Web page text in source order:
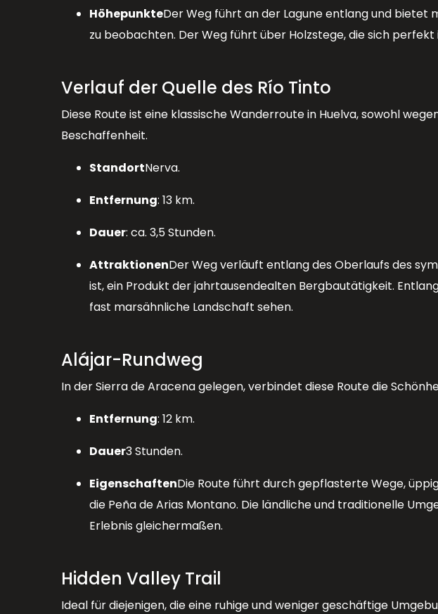
HöhepunkteDer Weg führt an der Lagune entlang und bietet
zu beobachten. Der Weg führt über Holzstege, die sich
Verlauf der Quelle des Río Tinto
Diese Route ist eine klassische Wanderroute in Huelva, sowohl
Beschaffenheit.
StandortNerva.
Entfernung: 13 km.
Dauer: ca. 3,5 Stunden.
AttraktionenDer Weg verläuft entlang des Oberlaufs des
ist, ein Produkt der jahrtausendealten Bergbautätigkeit.
fast marsähnliche Landschaft sehen.
Alájar-Rundweg
In der Sierra de Aracena gelegen, verbindet diese Route die
Entfernung: 12 km.
Dauer3 Stunden.
EigenschaftenDie Route führt durch gepflasterte Wege,
die Peña de Arias Montano. Die ländliche und traditionelle
Erlebnis gleichermaßen.
Hidden Valley Trail
Ideal für diejenigen, die eine ruhige und weniger geschäftige